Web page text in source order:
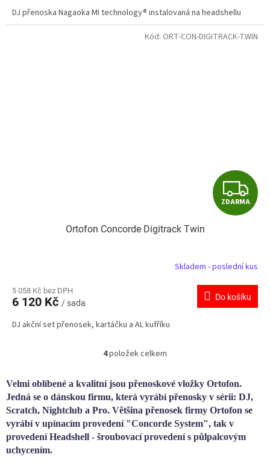
DJ přenoska Nagaoka MI technology® instalovaná na headshellu
Z
D
R
M
A
ZDARMA
Ortofon Concorde Digitrack Twin
Skladem - poslední kus
5 058 Kč bez DPH
6 120 Kč / sada
Do košíku
DJ akční set přenosek, kartáčku a AL kufříku
Kód: ORT-CON-DIGITRACK-TWIN
O
l
á
d
a
c
í
4položek celkem
Velmi oblíbené a kvalitní jsou přenoskové vložky Ortofon.
Jedná se o dánskou firmu, která vyrábí přenosky v sérii: DJ,
Scratch, Nightclub a Pro. Většina přenosek firmy Ortofon se
vyrábí v upínacím provedení "Concorde System", tak v
provedení Headshell - šroubovací provedení s půlpalcovým
uchycením.